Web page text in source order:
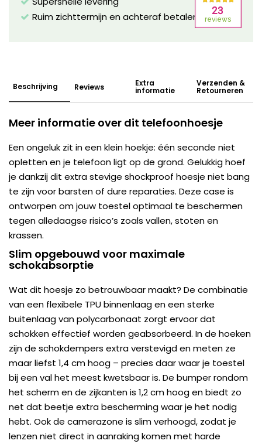
Ruim zichttermijn en achteraf betalen mogelijk!
Beschrijving Reviews Extra
informatie
Verzenden &
Retourneren
Meer informatie over dit telefoonhoesje
Een ongeluk zit in een klein hoekje: één seconde niet
opletten en je telefoon ligt op de grond. Gelukkig hoef
je dankzij dit extra stevige shockproof hoesje niet bang
te zijn voor barsten of dure reparaties. Deze case is
ontworpen om jouw toestel optimaal te beschermen
tegen alledaagse risico’s zoals vallen, stoten en
krassen.
Slim opgebouwd voor maximale
schokabsorptie
Wat dit hoesje zo betrouwbaar maakt? De combinatie
van een flexibele TPU binnenlaag en een sterke
buitenlaag van polycarbonaat zorgt ervoor dat
schokken effectief worden geabsorbeerd. In de hoeken
zijn de schokdempers extra verstevigd en meten ze
maar liefst 1,4 cm hoog – precies daar waar je toestel
bij een val het meest kwetsbaar is. De bumper rondom
het scherm en de zijkanten is 1,2 cm hoog en biedt zo
net dat beetje extra bescherming waar je het nodig
hebt. Ook de camerazone is slim verhoogd, zodat je
lenzen niet direct in aanraking komen met harde